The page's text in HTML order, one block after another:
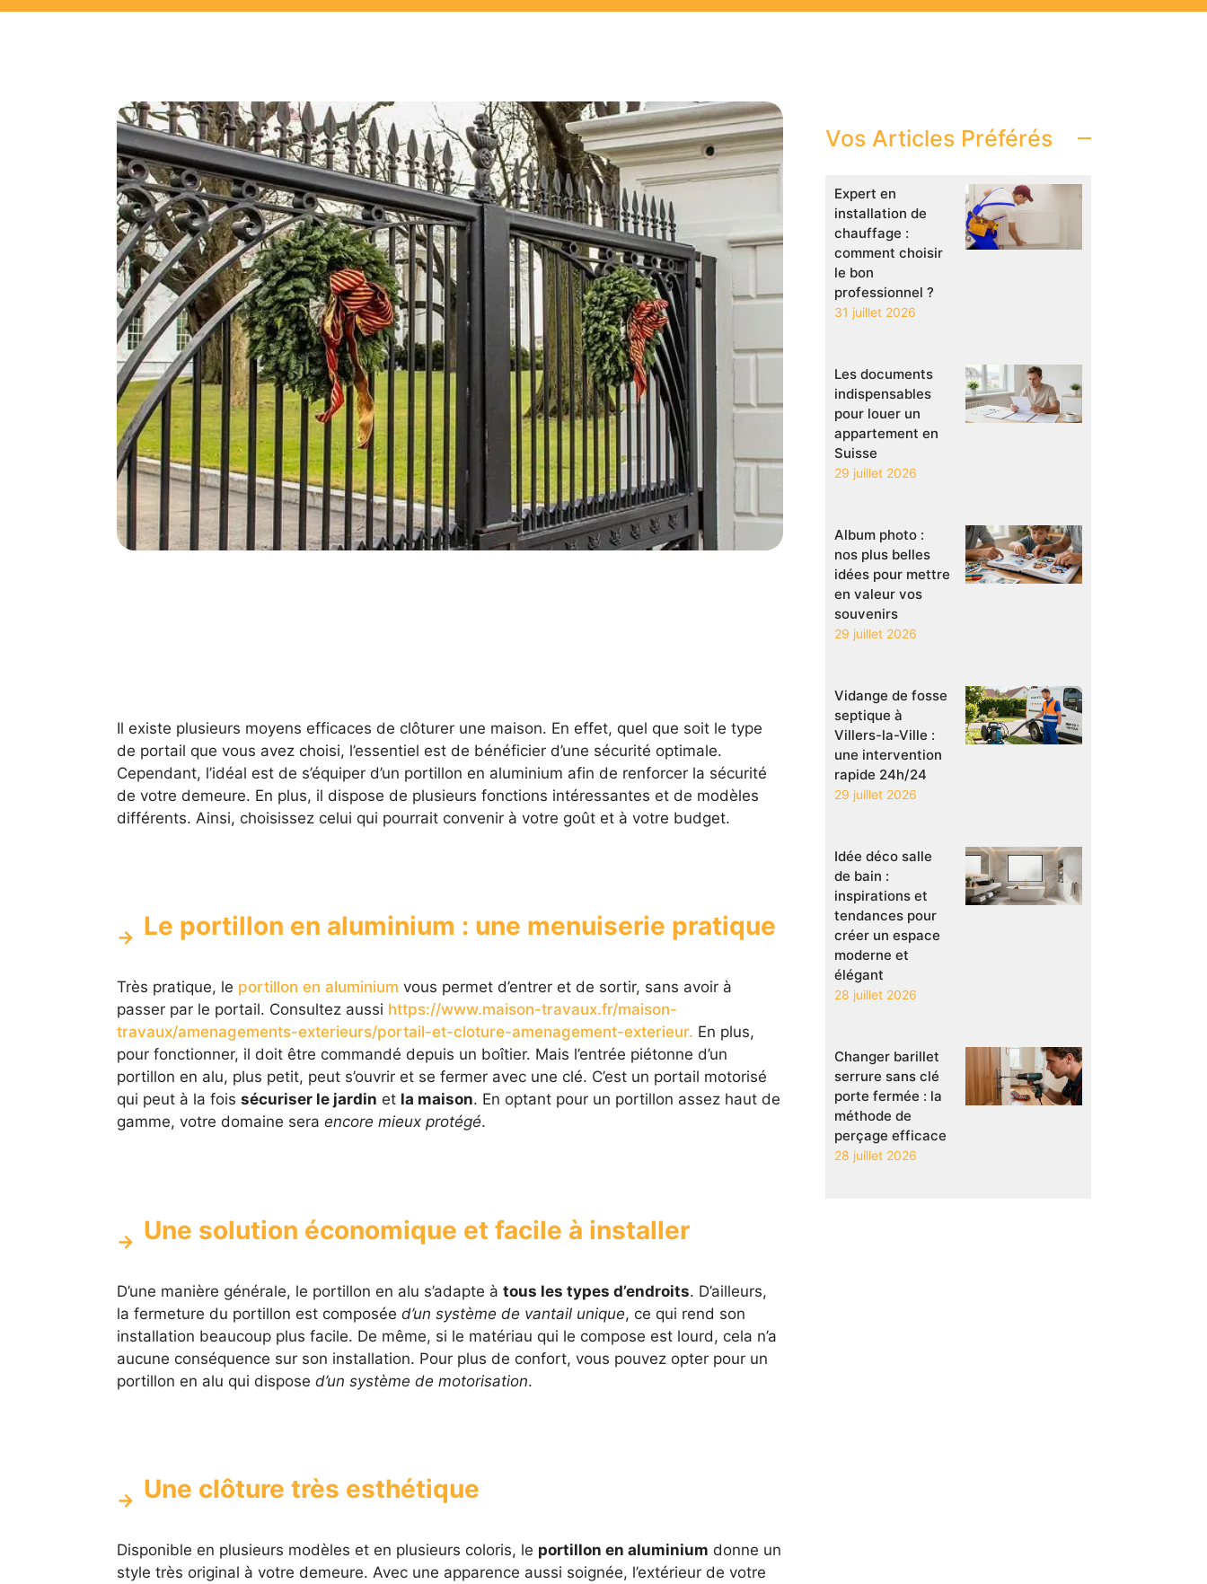
Il existe plusieurs moyens efficaces de clôturer une maison. En effet, quel que soit le type
de portail que vous avez choisi, l’essentiel est de bénéficier d’une sécurité optimale.
Cependant, l’idéal est de s’équiper d’un portillon en aluminium afin de renforcer la sécurité
de votre demeure. En plus, il dispose de plusieurs fonctions intéressantes et de modèles
différents. Ainsi, choisissez celui qui pourrait convenir à votre goût et à votre budget.
Le portillon en aluminium : une menuiserie pratique
Très pratique, le portillon en aluminium vous permet d’entrer et de sortir, sans avoir à
passer par le portail. Consultez aussi https://www.maison-travaux.fr/maison-
travaux/amenagements-exterieurs/portail-et-cloture-amenagement-exterieur. En plus,
pour fonctionner, il doit être commandé depuis un boîtier. Mais l’entrée piétonne d’un
portillon en alu, plus petit, peut s’ouvrir et se fermer avec une clé. C’est un portail motorisé
qui peut à la fois sécuriser le jardin et la maison. En optant pour un portillon assez haut de
gamme, votre domaine sera encore mieux protégé.
Une solution économique et facile à installer
D’une manière générale, le portillon en alu s’adapte à tous les types d’endroits. D’ailleurs,
la fermeture du portillon est composée d’un système de vantail unique, ce qui rend son
installation beaucoup plus facile. De même, si le matériau qui le compose est lourd, cela n’a
aucune conséquence sur son installation. Pour plus de confort, vous pouvez opter pour un
portillon en alu qui dispose d’un système de motorisation.
Une clôture très esthétique
Disponible en plusieurs modèles et en plusieurs coloris, le portillon en aluminium donne un
style très original à votre demeure. Avec une apparence aussi soignée, l’extérieur de votre
Vos Articles Préférés
Expert en
installation de
chauffage :
comment choisir
le bon
professionnel ?
31 juillet 2026
Les documents
indispensables
pour louer un
appartement en
Suisse
29 juillet 2026
Album photo :
nos plus belles
idées pour mettre
en valeur vos
souvenirs
29 juillet 2026
Vidange de fosse
septique à
Villers-la-Ville :
une intervention
rapide 24h/24
29 juillet 2026
Idée déco salle
de bain :
inspirations et
tendances pour
créer un espace
moderne et
élégant
28 juillet 2026
Changer barillet
serrure sans clé
porte fermée : la
méthode de
perçage efficace
28 juillet 2026